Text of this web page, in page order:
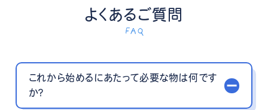
よくあるご質問
FAQ
これから始めるにあたって必要な物は何です
か？